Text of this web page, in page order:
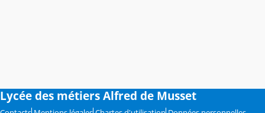
Lycée des métiers Alfred de Musset